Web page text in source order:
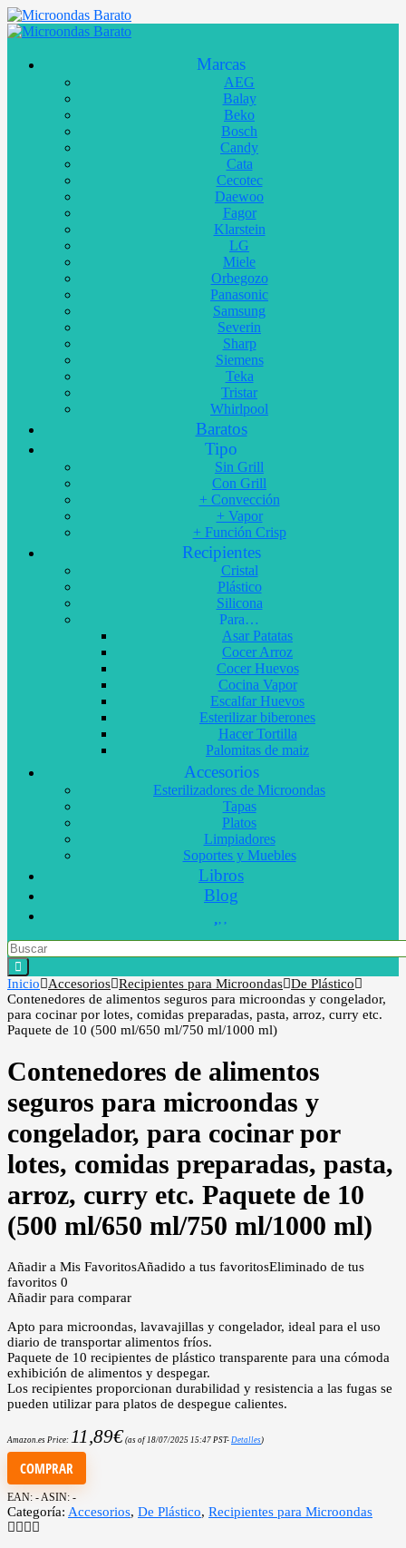
Marcas
AEG
Balay
Beko
Bosch
Candy
Cata
Cecotec
Daewoo
Fagor
Klarstein
LG
Miele
Orbegozo
Panasonic
Samsung
Severin
Sharp
Siemens
Teka
Tristar
Whirlpool
Baratos
Tipo
Sin Grill
Con Grill
+ Convección
+ Vapor
+ Función Crisp
Recipientes
Cristal
Plástico
Silicona
Para…
Asar Patatas
Cocer Arroz
Cocer Huevos
Cocina Vapor
Escalfar Huevos
Esterilizar biberones
Hacer Tortilla
Palomitas de maiz
Accesorios
Esterilizadores de Microondas
Tapas
Platos
Limpiadores
Soportes y Muebles
Libros
Blog
Inicio Accesorios Recipientes para Microondas De Plástico
Contenedores de alimentos seguros para microondas y congelador,
para cocinar por lotes, comidas preparadas, pasta, arroz, curry etc.
Paquete de 10 (500 ml/650 ml/750 ml/1000 ml)
Contenedores de alimentos
seguros para microondas y
congelador, para cocinar por
lotes, comidas preparadas, pasta,
arroz, curry etc. Paquete de 10
(500 ml/650 ml/750 ml/1000 ml)
Añadir a Mis FavoritosAñadido a tus favoritosEliminado de tus
favoritos 0
Añadir para comparar
Apto para microondas, lavavajillas y congelador, ideal para el uso
diario de transportar alimentos fríos.
Paquete de 10 recipientes de plástico transparente para una cómoda
exhibición de alimentos y despegar.
Los recipientes proporcionan durabilidad y resistencia a las fugas se
pueden utilizar para platos de despegue calientes.
Amazon.es Price: 11,89€ (as of 18/07/2025 15:47 PST- Detalles)
COMPRAR
EAN: -ASIN: -
Categoría: Accesorios, De Plástico, Recipientes para Microondas